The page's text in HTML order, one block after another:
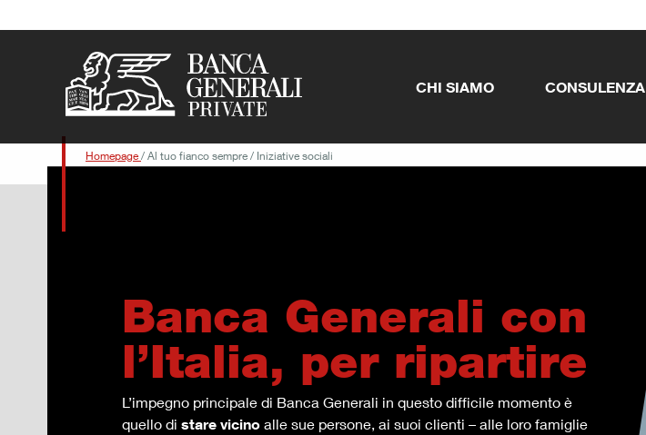
CHI SIAMO CONSULENZA
Homepage / Al tuo fianco sempre / Iniziative sociali
Banca Generali con
l’Italia, per ripartire
L’impegno principale di Banca Generali in questo difficile momento è
quello di stare vicino alle sue persone, ai suoi clienti – alle loro famiglie